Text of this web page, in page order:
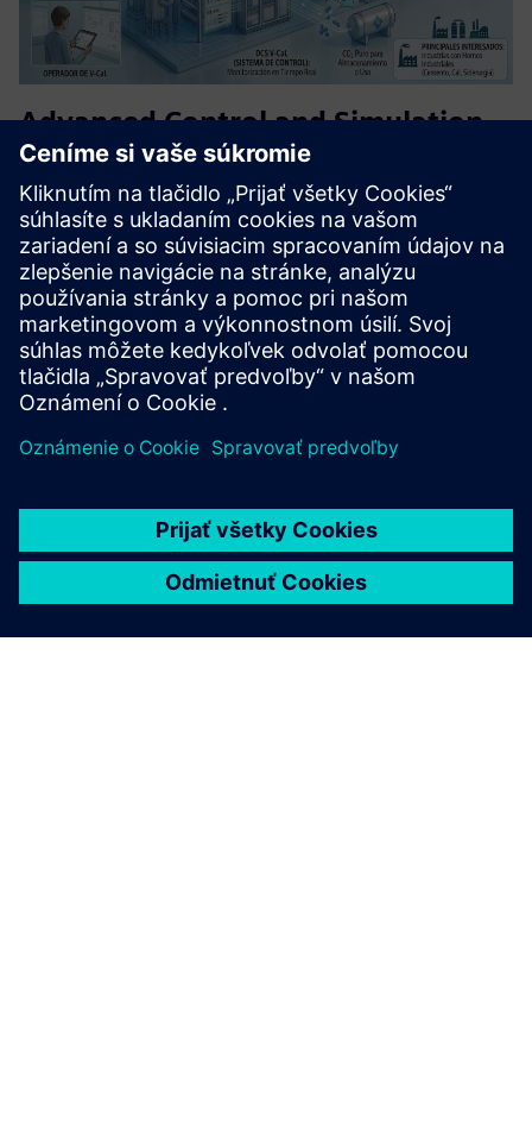
Advanced Control and Simulation
for Industrial Energy System
Pokročilé inžinierske riešenie pre priemyselnú
dekarbonizáciu prostredníctvom zachytávania CO2. Návrh
integruje kompletný digitálny ecosystem založený na
zásobníku Siemens: dôsledné chemické modelovanie
pomocou gPROMS, digitálny d...
Prečítajte si viac